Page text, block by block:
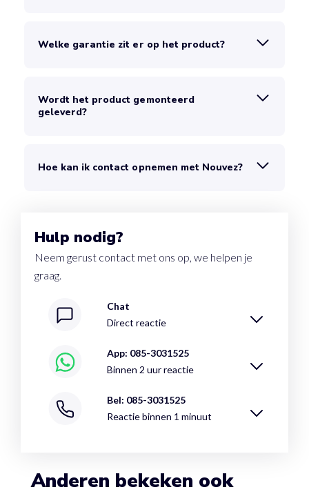
Welke garantie zit er op het product?
Wordt het product gemonteerd
geleverd?
Hoe kan ik contact opnemen met Nouvez?
Hulp nodig?
Neem gerust contact met ons op, we helpen je
graag.
Chat
Direct reactie
App: 085-3031525
Binnen 2 uur reactie
Bel: 085-3031525
Reactie binnen 1 minuut
Anderen bekeken ook